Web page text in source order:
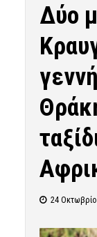
Δύο
24